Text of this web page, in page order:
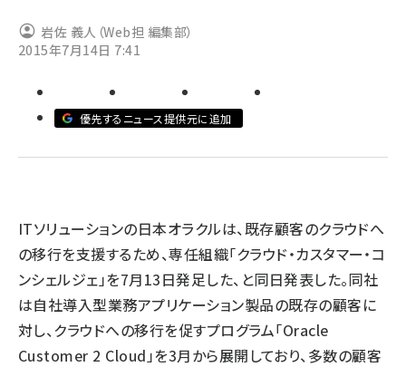
セミナー (2303)
meo (1275)
岩佐 義人（Web担 編集部）
2015年7月14日 7:41
優先するニュース提供元に追加
ITソリューションの日本オラクルは、既存顧客のクラウドへ
の移行を支援するため、専任組織「クラウド・カスタマー・コ
ンシェルジェ」を7月13日発足した、と同日発表した。同社
は自社導入型業務アプリケーション製品の既存の顧客に
対し、クラウドへの移行を促すプログラム「Oracle
Customer 2 Cloud」を3月から展開しており、多数の顧客